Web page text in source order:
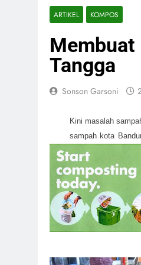
ARTIKEL KOMPOS
Membuat
Tangga
Sonson Garsoni
Kini masalah
sampah kota